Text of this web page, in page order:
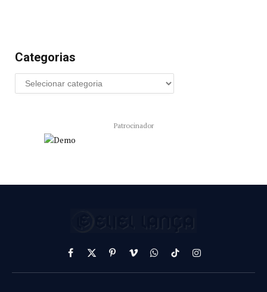
Categorias
Patrocinador
Facebook
X
(Twitter)
PinterestVimeoWhatsApp
TikTokInstagram